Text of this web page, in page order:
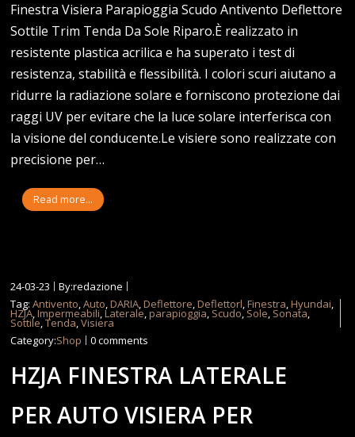
Finestra Visiera Parapioggia Scudo Antivento Deflettore
Sottile Trim Tenda Da Sole Riparo.È realizzato in
resistente plastica acrilica e ha superato i test di
resistenza, stabilità e flessibilità. I colori scuri aiutano a
ridurre la radiazione solare e forniscono protezione dai
raggi UV per evitare che la luce solare interferisca con
la visione del conducente.Le visiere sono realizzate con
precisione per…
Read more...
24-03-23
By:redazione
Tag:Antivento,Auto,DARIA,Deflettore,Deflettorl,Finestra,Hyundai,
HZJA,Impermeabili,Laterale,parapioggia, Scudo, Sole, Sonata,
Sottile,Tenda,Visiera
Category:Shop 0 comments
HZJA FINESTRA LATERALE
PER AUTO VISIERA PER